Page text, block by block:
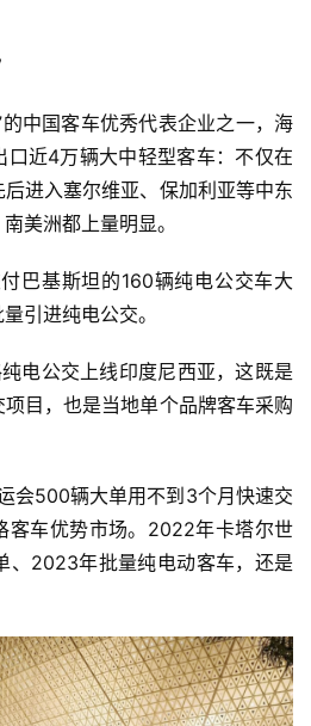
注册
中国客车优秀代表企业之一，海
口近4万辆大中轻型客车：不仅在
进入塞尔维亚、保加利亚等中东
美洲都上量明显。
巴基斯坦的160辆纯电公交车大
引进纯电公交。
电公交上线印度尼西亚，这既是
目，也是当地单个品牌客车采购
会500辆大单用不到3个月快速交
客车优势市场。2022年卡塔尔世
、2023年批量纯电动客车，还是